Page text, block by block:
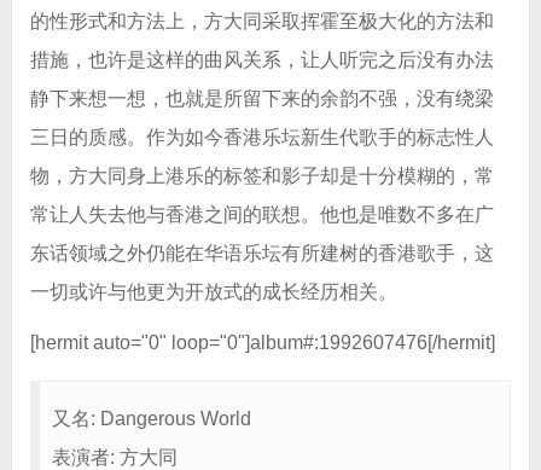
的性形式和方法上，方大同采取挥霍至极大化的方法和
措施，也许是这样的曲风关系，让人听完之后没有办法
静下来想一想，也就是所留下来的余韵不强，没有绕梁
三日的质感。作为如今香港乐坛新生代歌手的标志性人
物，方大同身上港乐的标签和影子却是十分模糊的，常
常让人失去他与香港之间的联想。他也是唯数不多在广
东话领域之外仍能在华语乐坛有所建树的香港歌手，这
一切或许与他更为开放式的成长经历相关。
[hermit auto="0" loop="0"]album#:1992607476[/hermit]
又名: Dangerous World
表演者: 方大同